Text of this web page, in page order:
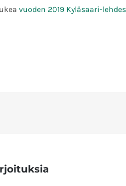
vuoden 2019 Kyläsaari-